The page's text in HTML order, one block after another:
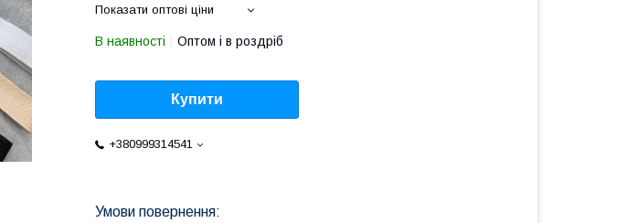
Показати оптові ціни
В наявності Оптом і в роздріб
Купити
+380999314541